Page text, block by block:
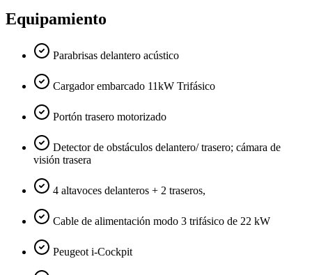
Equipamiento
Parabrisas delantero acústico
Cargador embarcado 11kW Trifásico
Portón trasero motorizado
Detector de obstáculos delantero/ trasero; cámara de
visión trasera
4 altavoces delanteros + 2 traseros,
Cable de alimentación modo 3 trifásico de 22 kW
Peugeot i-Cockpit